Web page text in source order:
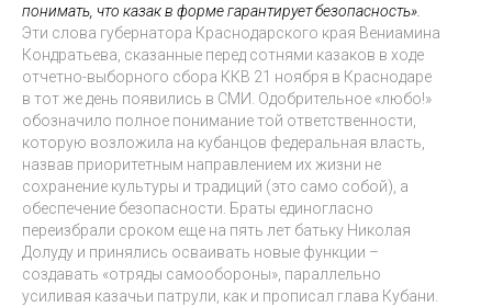
понимать, что казак в форме гарантирует безопасность».
Эти слова губернатора Краснодарского края Вениамина
Кондратьева, сказанные перед сотнями казаков в ходе
отчетно-выборного сбора ККВ 21 ноября в Краснодаре
в тот же день появились в СМИ. Одобрительное «любо!»
обозначило полное понимание той ответственности,
которую возложила на кубанцов федеральная власть,
назвав приоритетным направлением их жизни не
сохранение культуры и традиций (это само собой), а
обеспечение безопасности. Браты единогласно
переизбрали сроком еще на пять лет батьку Николая
Долуду и принялись осваивать новые функции –
создавать «отряды самообороны», параллельно
усиливая казачьи патрули, как и прописал глава Кубани.